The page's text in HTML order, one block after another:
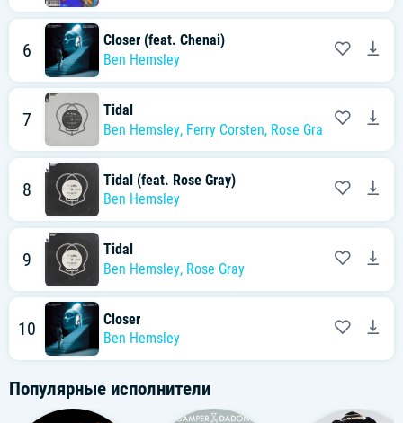
6
Closer (feat. Chenai)
Ben Hemsley
7
Tidal
Ben Hemsley, Ferry Corsten, Rose Gray
8
Tidal (feat. Rose Gray)
Ben Hemsley
9
Tidal
Ben Hemsley, Rose Gray
10
Closer
Ben Hemsley
Популярные исполнители